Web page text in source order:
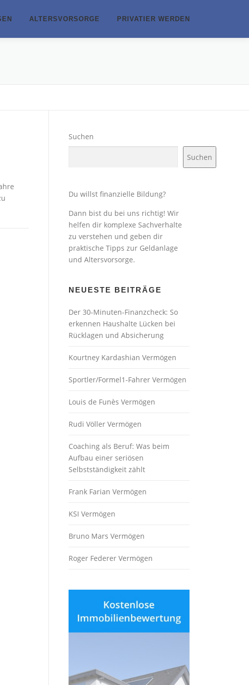
ALTERSVORSORGE PRIVATIER WERDEN
Suchen
Suchen
Du willst finanzielle Bildung?
Dann bist du bei uns richtig! Wir
helfen dir komplexe Sachverhalte
zu verstehen und geben dir
praktische Tipps zur Geldanlage
und Altersvorsorge.
NEUESTE BEITRÄGE
Der 30-Minuten-Finanzcheck: So
erkennen Haushalte Lücken bei
Rücklagen und Absicherung
Kourtney Kardashian Vermögen
Sportler/Formel1-Fahrer Vermögen
Louis de Funès Vermögen
Rudi Völler Vermögen
Coaching als Beruf: Was beim
Aufbau einer seriösen
Selbstständigkeit zählt
Frank Farian Vermögen
KSI Vermögen
Bruno Mars Vermögen
Roger Federer Vermögen